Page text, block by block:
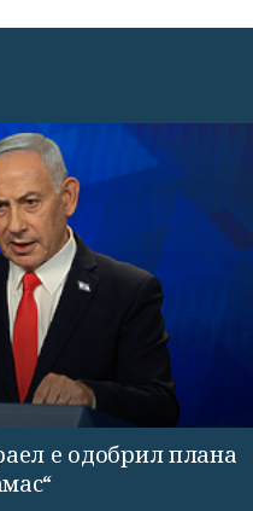
е одобрил плана